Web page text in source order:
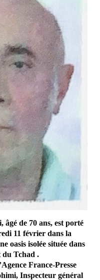
de 70 ans, est porté
11 février dans la
oasis isolée située dans
du Tchad .
France-Presse
Inspecteur général